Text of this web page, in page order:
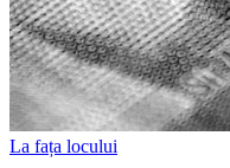
La fața locului